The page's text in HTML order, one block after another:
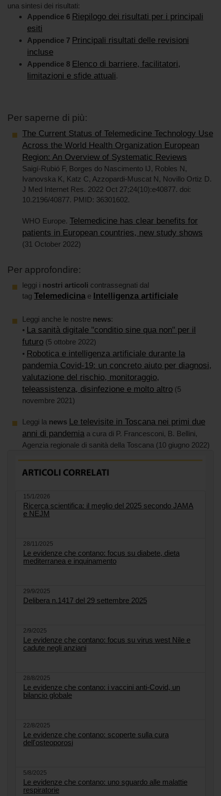
una sintesi dei risultati:
Appendice 6 Riepilogo dei risultati per i principali
esiti
Appendice 7 Principali risultati delle revisioni
incluse
Appendice 8 Elenco di barriere, facilitatori,
limitazioni e sfide attuali.
Per saperne di più:
The Current Status of Telemedicine Technology Use
Across the World Health Organization European
Region: An Overview of Systematic Reviews
Saigí-Rubió F, Borges do Nascimento IJ, Robles N,
Ivanovska K, Katz C, Azzopardi-Muscat N, Novillo Ortiz D.
J Med Internet Res. 2022 Oct 27;24(10):e40877. doi:
10.2196/40877. PMID: 36301602.
WHO Europe. Telemedicine has clear benefits for
patients in European countries, new study shows
(31 October 2022)
Per approfondire:
leggi i nostri articoli contrassegnati dal
tag Telemedicina e Intelligenza artificiale
Leggi anche le nostre news:
• La sanità digitale "conditio sine qua non" per il
futuro (5 ottobre 2022)
• Robotica e intelligenza artificiale durante la
pandemia Covid-19: un concreto aiuto per diagnosi,
valutazione del rischio, monitoraggio,
teleassistenza, disinfezione e molto altro (5
novembre 2021)
Leggi la news Le televisite in Toscana nei primi due
anni di pandemia a cura di P. Francesconi, B. Bellini,
Agenzia regionale di sanità della Toscana (10 giugno 2022)
15/1/2026
Ricerca scientifica: il meglio del 2025 secondo JAMA
e NEJM
28/11/2025
Le evidenze che contano: focus su diabete, dieta
mediterranea e inquinamento
29/9/2025
Delibera n.1417 del 29 settembre 2025
2/9/2025
Le evidenze che contano: focus su virus west Nile e
cadute negli anziani
28/8/2025
Le evidenze che contano: i vaccini anti-Covid, un
bilancio globale
22/8/2025
Le evidenze che contano: scoperte sulla cura
dell'osteoporosi
5/8/2025
Le evidenze che contano: uno sguardo alle malattie
respiratorie